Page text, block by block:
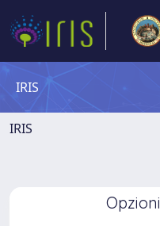
IRIS
IRIS
Opzioni